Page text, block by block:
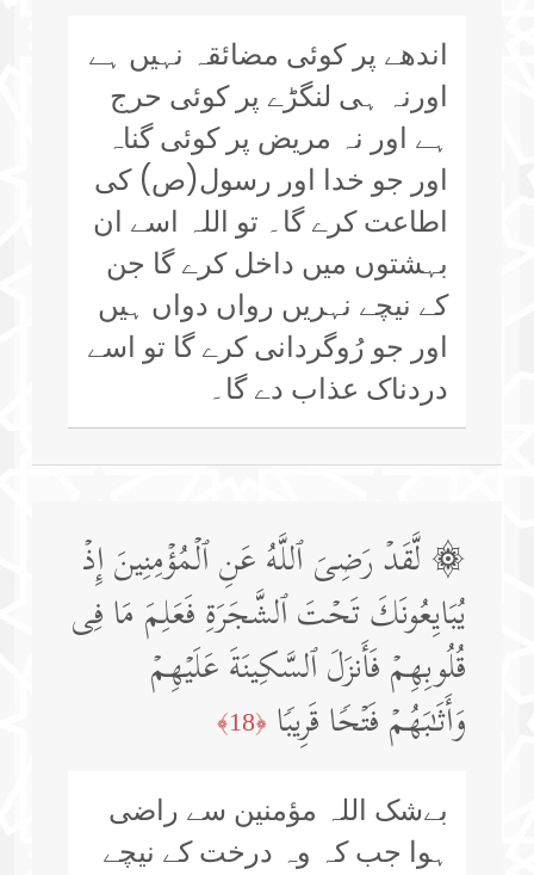
اندھے پر کوئی مضائقہ نہیں ہے
اورنہ ہی لنگڑے پر کوئی حرج
ہے اور نہ مریض پر کوئی گناہ
اور جو خدا اور رسول(ص) کی
اطاعت کرے گا۔ تو اللہ اسے ان
بہشتوں میں داخل کرے گا جن
کے نیچے نہریں رواں دواں ہیں
اور جو رُوگردانی کرے گا تو اسے
دردناک عذاب دے گا۔
۞ لَّقَدۡ رَضِیَ ٱللَّهُ عَنِ ٱلۡمُؤۡمِنِینَ إِذۡ
یُبَایِعُونَكَ تَحۡتَ ٱلشَّجَرَةِ فَعَلِمَ مَا فِی
قُلُوبِهِمۡ فَأَنزَلَ ٱلسَّكِینَةَ عَلَیۡهِمۡ
وَأَثَـٰبَهُمۡ فَتۡحࣰا قَرِیبࣰا ﴿18﴾
بےشک اللہ مؤمنین سے راضی
ہوا جب کہ وہ درخت کے نیچے